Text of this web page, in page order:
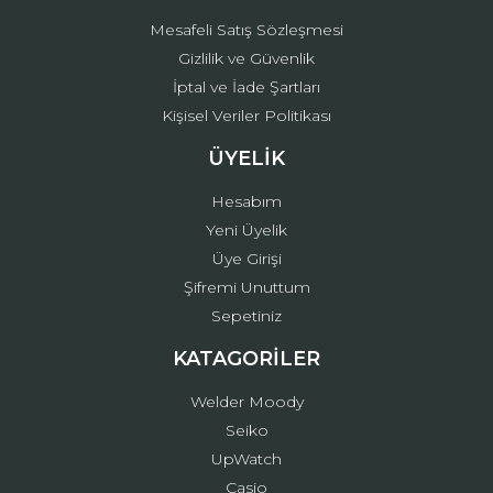
Mesafeli Satış Sözleşmesi
Gizlilik ve Güvenlik
İptal ve İade Şartları
Kişisel Veriler Politikası
ÜYELİK
Hesabım
Yeni Üyelik
Üye Girişi
Şifremi Unuttum
Sepetiniz
KATAGORİLER
Welder Moody
Seiko
UpWatch
Casio